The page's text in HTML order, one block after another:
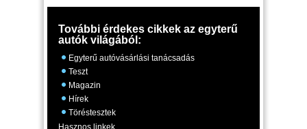
További érdekes cikkek az egyterű
autók világából:
Egyterű autóvásárlási tanácsadás
Teszt
Magazin
Hírek
Töréstesztek
Hasznos linkek